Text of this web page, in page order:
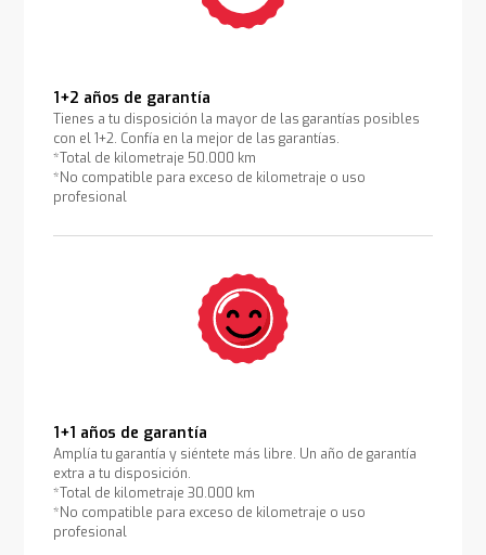
1+2 años de garantía
Tienes a tu disposición la mayor de las garantías posibles
con el 1+2. Confía en la mejor de las garantías.
*Total de kilometraje 50.000 km
*No compatible para exceso de kilometraje o uso
profesional
1+1 años de garantía
Amplía tu garantía y siéntete más libre. Un año de garantía
extra a tu disposición.
*Total de kilometraje 30.000 km
*No compatible para exceso de kilometraje o uso
profesional